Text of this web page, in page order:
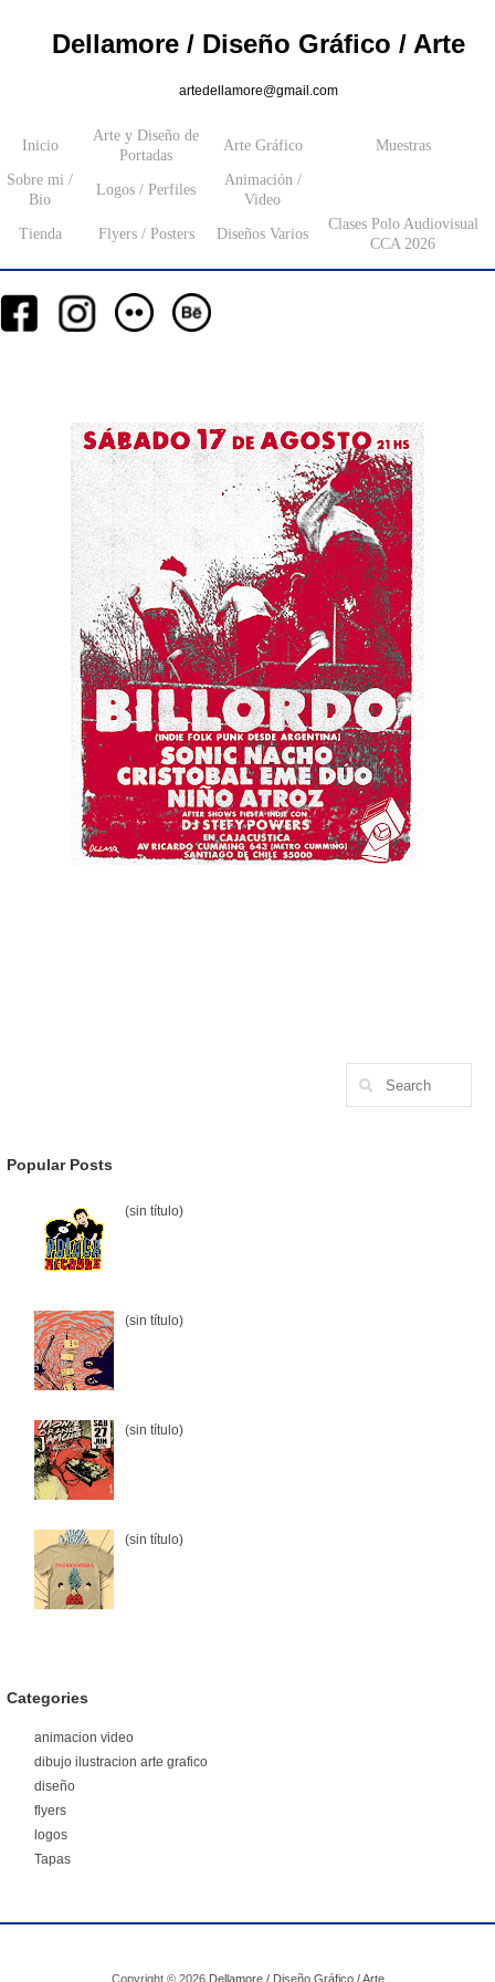
Dellamore / Diseño Gráfico / Arte
artedellamore@gmail.com
Inicio
Arte y Diseño de
Portadas
Arte Gráfico Muestras
Sobre mi /
Bio
Logos / Perfiles
Animación /
Video
Tienda Flyers / Posters Diseños Varios
Clases Polo Audiovisual
CCA 2026
Popular Posts
(sin título)
(sin título)
(sin título)
(sin título)
Categories
animacion video
dibujo ilustracion arte grafico
diseño
flyers
logos
Tapas
Copyright © 2026 Dellamore / Diseño Gráfico / Arte